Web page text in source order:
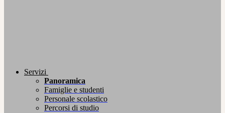
Servizi
Panoramica
Famiglie e studenti
Personale scolastico
Percorsi di studio